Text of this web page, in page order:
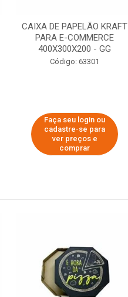
CAIXA DE PAPELÃO KRAFT
PARA E-COMMERCE
400X300X200 - GG
Código: 63301
Faça seu login ou
cadastre-se para
ver preços e
comprar